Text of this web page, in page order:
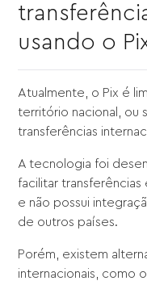
usando o
Atualmente, o Pix é
território nacional, ou
transferências
A tecnologia foi
facilitar transferências
e não possui
de outros países.
Porém, existem
internacionais, como